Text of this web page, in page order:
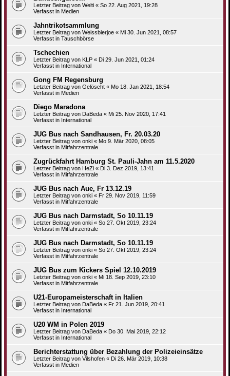
Letzter Beitrag von Welti « So 22. Aug 2021, 19:28
Verfasst in Medien
Jahntrikotsammlung
Letzter Beitrag von Weissbierjoe « Mi 30. Jun 2021, 08:57
Verfasst in Tauschbörse
Tschechien
Letzter Beitrag von KLP « Di 29. Jun 2021, 01:24
Verfasst in International
Gong FM Regensburg
Letzter Beitrag von Gelöscht « Mo 18. Jan 2021, 18:54
Verfasst in Medien
Diego Maradona
Letzter Beitrag von DaBeda « Mi 25. Nov 2020, 17:41
Verfasst in International
JUG Bus nach Sandhausen, Fr. 20.03.20
Letzter Beitrag von onki « Mo 9. Mär 2020, 08:05
Verfasst in Mitfahrzentrale
Zugrückfahrt Hamburg St. Pauli-Jahn am 11.5.2020
Letzter Beitrag von HeZi « Di 3. Dez 2019, 13:41
Verfasst in Mitfahrzentrale
JUG Bus nach Aue, Fr 13.12.19
Letzter Beitrag von onki « Fr 29. Nov 2019, 11:59
Verfasst in Mitfahrzentrale
JUG Bus nach Darmstadt, So 10.11.19
Letzter Beitrag von onki « So 27. Okt 2019, 23:24
Verfasst in Mitfahrzentrale
JUG Bus nach Darmstadt, So 10.11.19
Letzter Beitrag von onki « So 27. Okt 2019, 23:24
Verfasst in Mitfahrzentrale
JUG Bus zum Kickers Spiel 12.10.2019
Letzter Beitrag von onki « Mi 18. Sep 2019, 23:10
Verfasst in Mitfahrzentrale
U21-Europameisterschaft in Italien
Letzter Beitrag von DaBeda « Fr 21. Jun 2019, 20:41
Verfasst in International
U20 WM in Polen 2019
Letzter Beitrag von DaBeda « Do 30. Mai 2019, 22:12
Verfasst in International
Berichterstattung über Bezahlung der Polizeieinsätze
Letzter Beitrag von Vilshofen « Di 26. Mär 2019, 10:38
Verfasst in Medien